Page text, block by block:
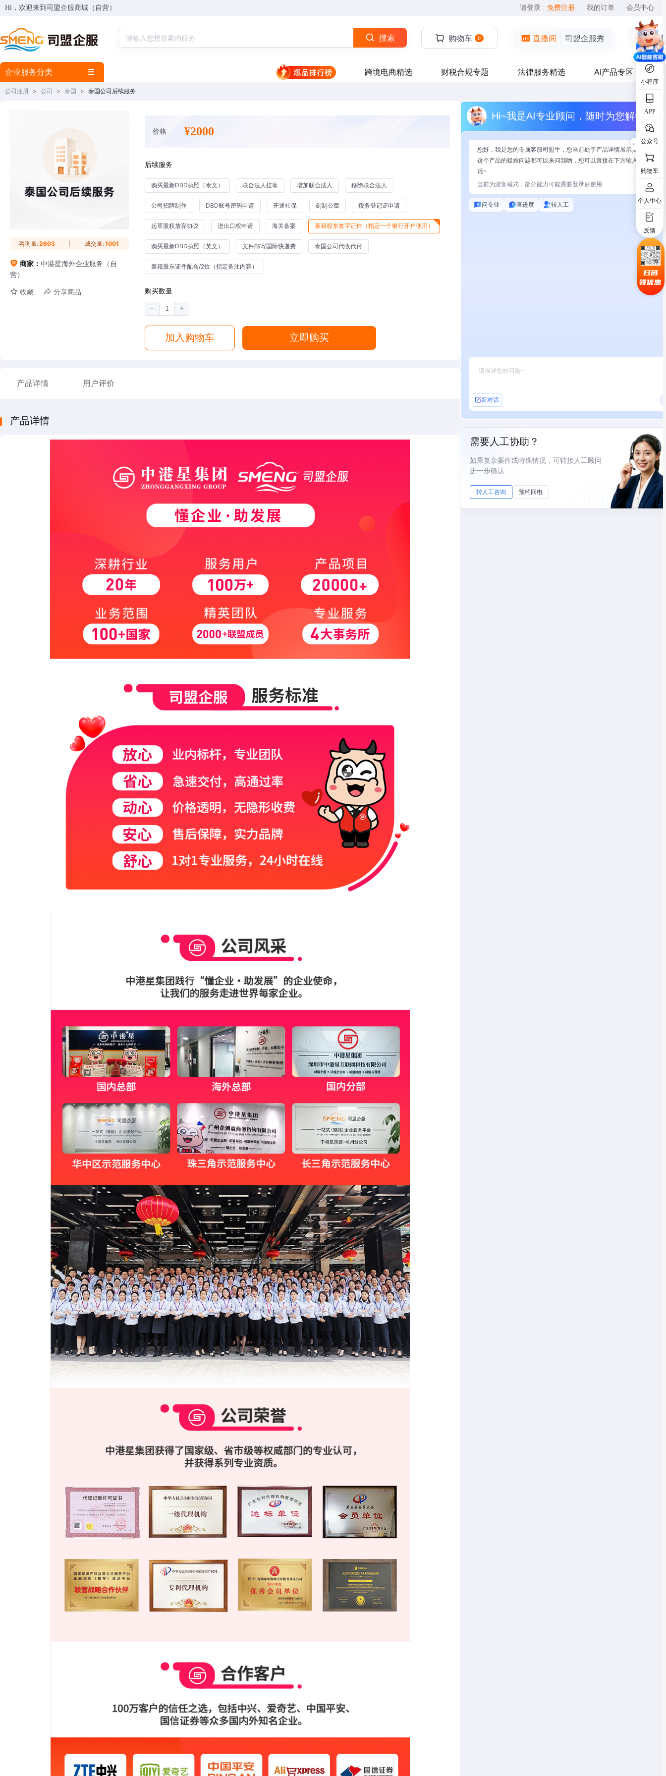
Hi，欢迎来到司盟企服商城（自营） 请登录 免费注册 我的订单 会员中心
小程序
APP
公众号
购物车
个人中心
反馈
扫码
领优惠
搜索 购物车 0 直播间 司盟企服秀
企业服务分类 跨境电商精选 财税合规专题 法律服务精选 AI产品专区
公司注册 > 公司 > 泰国 > 泰国公司后续服务
咨询量:2603 成交量:1001
商家： 中港星海外企业服务（自
营）
收藏 分享商品
价格 ¥2000
后续服务
购买最新DBD执照（泰文） 联合法人挂靠 增加联合法人 移除联合法人
公司招牌制作 DBD账号密码申请 开通社保 刻制公章 税务登记证申请
起草股权放弃协议 进出口权申请 海关备案 泰籍股东签字证件（指定一个银行开户使用）
购买最新DBD执照（英文） 文件邮寄国际快递费 泰国公司代收代付
泰籍股东证件配合/2位（指定备注内容）
购买数量
加入购物车 立即购买
产品详情 用户评价
产品详情
Hi~我是AI专业顾问，随时为您解答
您好，我是您的专属客服司盟牛，您当前处于产品详情展示页面，有关
这个产品的疑难问题都可以来问我哟，您可以直接在下方输入问题开始
话~
当前为游客模式，部分能力可能需要登录后使用
问专业 查进度 转人工
新对话
需要人工协助？
如果复杂案件或特殊情况，可转接人工顾问
进一步确认
转人工咨询 预约回电